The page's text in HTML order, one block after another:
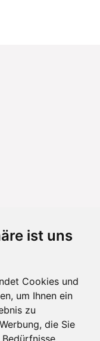
ist uns
Cookies und
um Ihnen ein
zu
die Sie
Bedürfnisse